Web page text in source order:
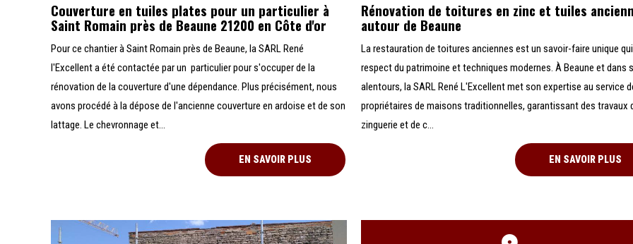
Couverture en tuiles plates pour un particulier à
Saint Romain près de Beaune 21200 en Côte d'or
Pour ce chantier à Saint Romain près de Beaune, la SARL René
l'Excellent a été contactée par un particulier pour s'occuper de la
rénovation de la couverture d'une dépendance. Plus précisément, nous
avons procédé à la dépose de l'ancienne couverture en ardoise et de son
lattage. Le chevronnage et...
EN SAVOIR PLUS
Rénovation de toitures en zinc et tuiles
autour de Beaune
La restauration de toitures anciennes est un savoir-faire unique
respect du patrimoine et techniques modernes. À Beaune et dans
alentours, la SARL René L'Excellent met son expertise au service
propriétaires de maisons traditionnelles, garantissant des travaux
zinguerie et de c...
EN SAVOIR PLUS